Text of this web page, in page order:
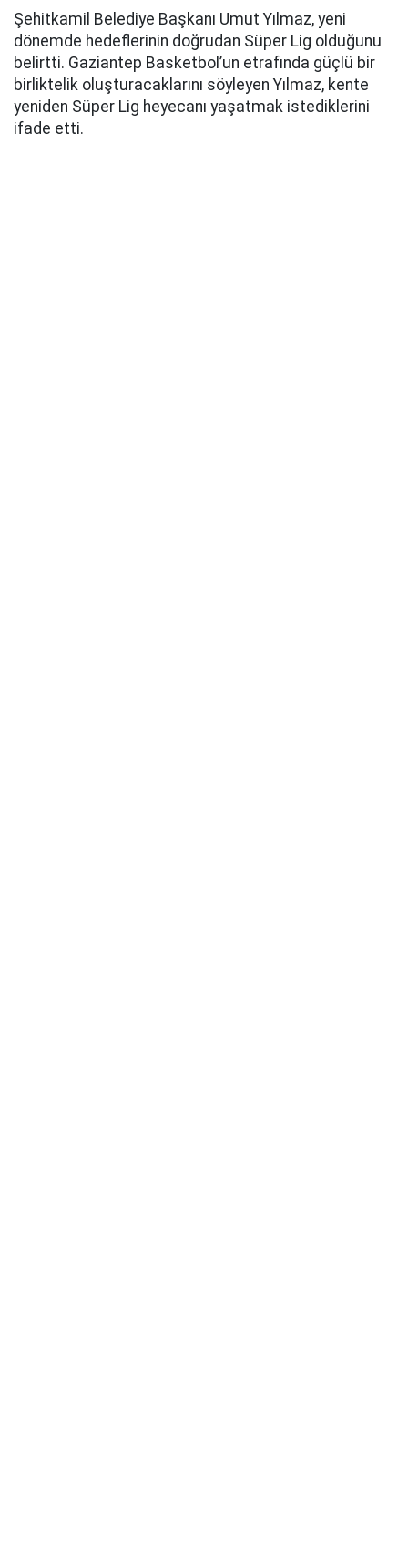
Şehitkamil Belediye Başkanı Umut Yılmaz, yeni
dönemde hedeflerinin doğrudan Süper Lig olduğunu
belirtti. Gaziantep Basketbol’un etrafında güçlü bir
birliktelik oluşturacaklarını söyleyen Yılmaz, kente
yeniden Süper Lig heyecanı yaşatmak istediklerini
ifade etti.